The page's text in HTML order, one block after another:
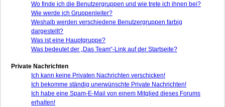
Wo finde ich die Benutzergruppen und wie trete ich ihnen bei?
Wie werde ich Gruppenleiter?
Weshalb werden verschiedene Benutzergruppen farbig
dargestellt?
Was ist eine Hauptgruppe?
Was bedeutet der „Das Team“-Link auf der Startseite?
Private Nachrichten
Ich kann keine Privaten Nachrichten verschicken!
Ich bekomme ständig unerwünschte Private Nachrichten!
Ich habe eine Spam-E-Mail von einem Mitglied dieses Forums
erhalten!